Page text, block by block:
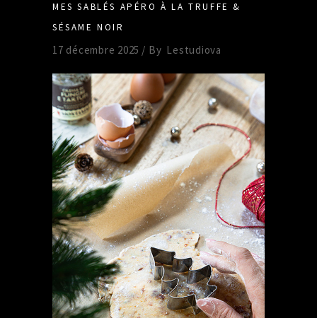
MES SABLÉS APÉRO À LA TRUFFE &
SÉSAME NOIR
17 décembre 2025 By Lestudiova